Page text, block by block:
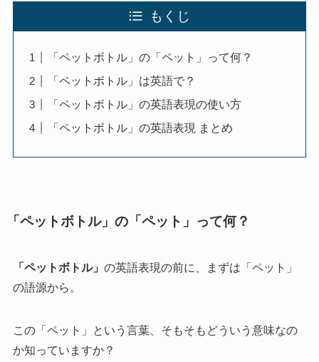
もくじ
「ペットボトル」の「ペット」って何？
「ペットボトル」は英語で？
「ペットボトル」の英語表現の使い方
「ペットボトル」の英語表現 まとめ
「ペットボトル」の「ペット」って何？
「ペットボトル」 の英語表現の前に、まずは「ペット」
の語源から。
この「ペット」という言葉、そもそもどういう意味なの
か知っていますか？